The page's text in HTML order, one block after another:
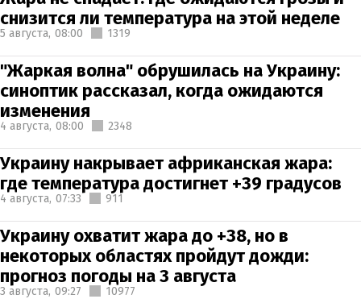
снизится ли температура на этой неделе
5 августа, 08:00 1319
"Жаркая волна" обрушилась на Украину:
синоптик рассказал, когда ожидаются
изменения
4 августа, 08:00 2348
Украину накрывает африканская жара:
где температура достигнет +39 градусов
4 августа, 07:33 911
Украину охватит жара до +38, но в
некоторых областях пройдут дожди:
прогноз погоды на 3 августа
3 августа, 09:27 10977